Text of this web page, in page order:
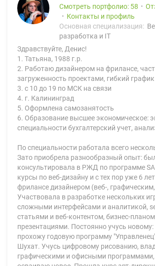
Смотреть портфолио: 58
Контакты и профиль
Основная специализация:
разработка и IT
Здравствуйте, Денис!
1. Татьяна, 1988 г.р.
2. Работаю дизайнером на фрилансе,
загруженность проектами, гибкий график
3. с 10 до 19 по МСК на связи
4. г. Калининград
5. Оформлена самозанятость
6. Образование высшее экономическое:
специальности бухгалтерский учет,
По специальности работала всего
Зато приобрела разнообразный опыт:
консультировала в РЖД по программе
курсы по веб-дизайну и с тех пор уже 6
фрилансе дизайнером (веб-,
Участвовала в разработке нескольких
сложными интерфейсами и аналитикой,
статьями и веб-контентом, бизнес-
презентациями. Постоянно учусь новому:
прохожу годовую программу
Шухат. Учусь цифровому рисованию,
графическими и офисными программами,